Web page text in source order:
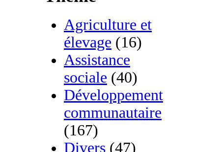
Agriculture et
élevage (16)
Assistance
sociale (40)
Développement
communautaire
(167)
Divers (47)